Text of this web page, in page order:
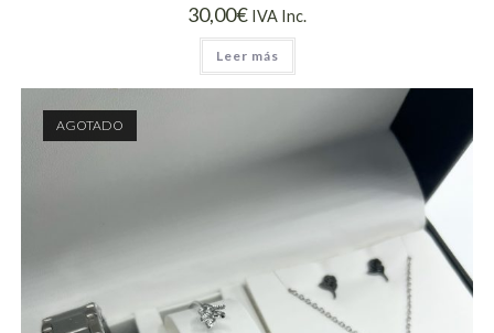
30,00€ IVA Inc.
Leer más
AGOTADO